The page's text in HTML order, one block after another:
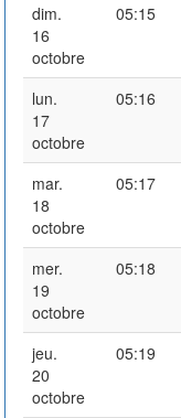
dim.
16
octobre
05:15
lun.
17
octobre
05:16
mar.
18
octobre
05:17
mer.
19
octobre
05:18
jeu.
20
octobre
05:19